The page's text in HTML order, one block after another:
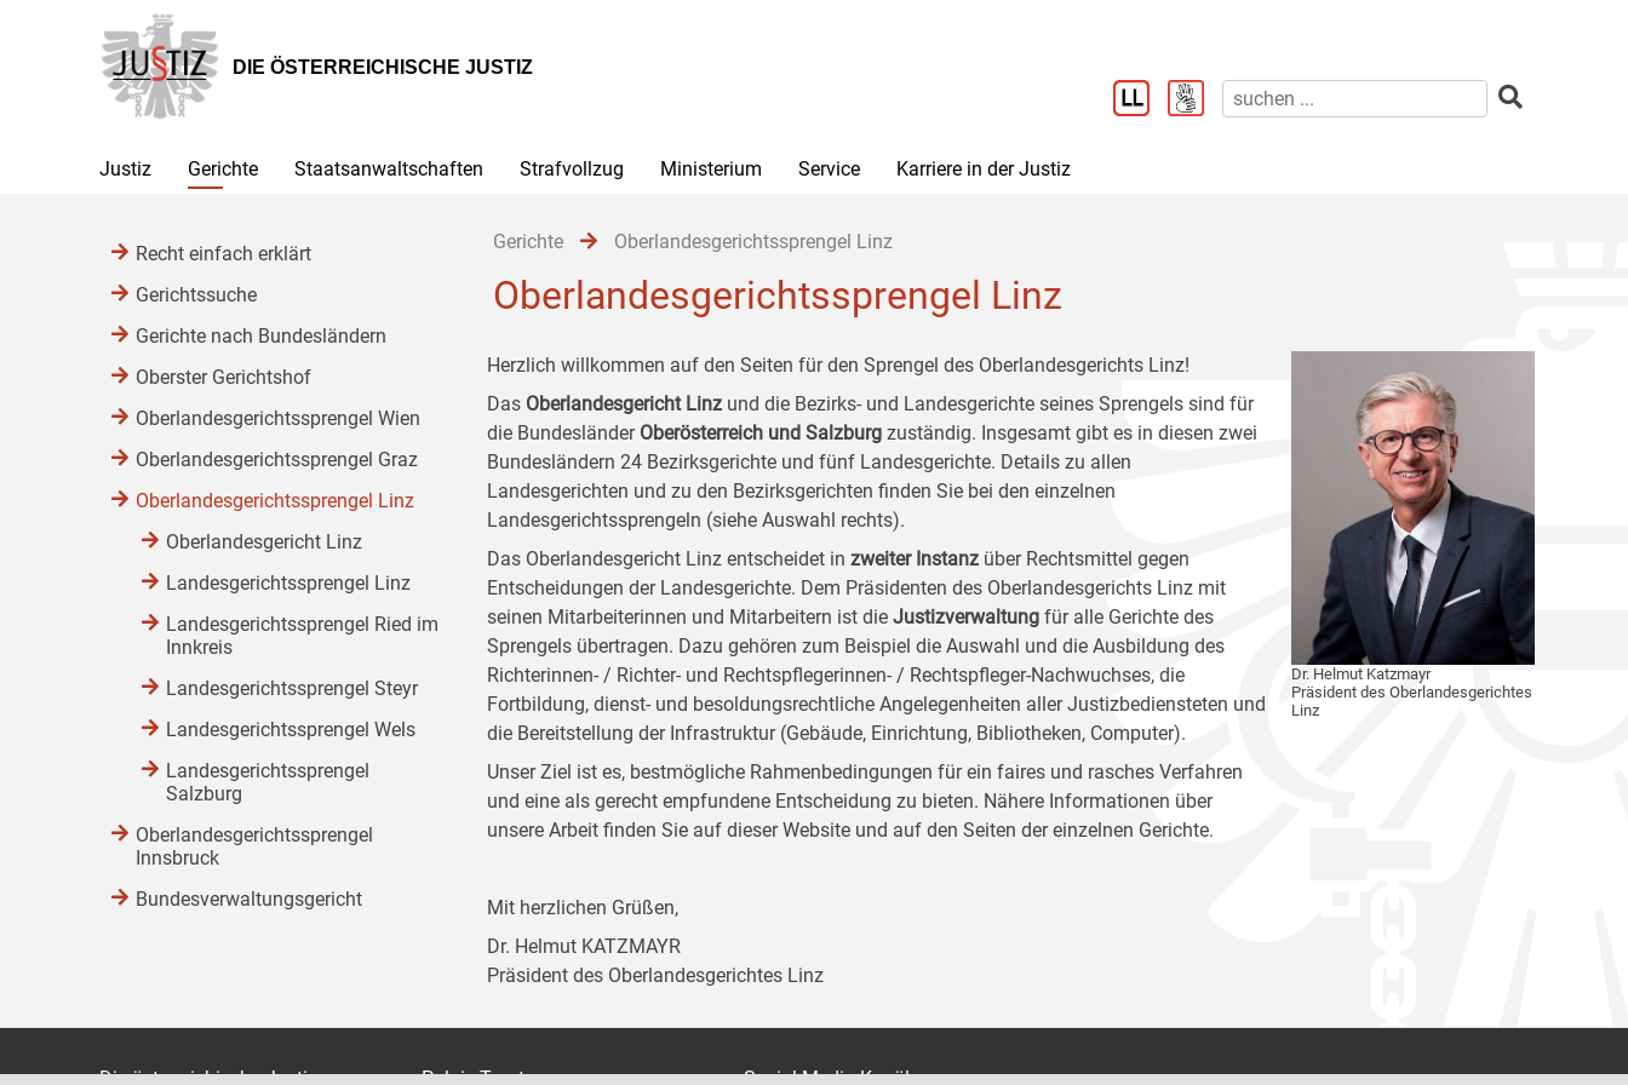
Hauptnavigation
[1]
Inhalt
[2]
Untermenü
[3]
DIE ÖSTERREICHISCHE JUSTIZ
Justiz Gerichte Staatsanwaltschaften Strafvollzug Ministerium Service Karriere in der Justiz
Gerichte Oberlandesgerichtssprengel Linz
Oberlandesgerichtssprengel Linz
Herzlich willkommen auf den Seiten für den Sprengel des Oberlandesgerichts Linz!
Das Oberlandesgericht Linz und die Bezirks- und Landesgerichte seines Sprengels sind für
die Bundesländer Oberösterreich und Salzburg zuständig. Insgesamt gibt es in diesen zwei
Bundesländern 24 Bezirksgerichte und fünf Landesgerichte. Details zu allen
Landesgerichten und zu den Bezirksgerichten finden Sie bei den einzelnen
Landesgerichtssprengeln (siehe Auswahl rechts).
Das Oberlandesgericht Linz entscheidet in zweiter Instanz über Rechtsmittel gegen
Entscheidungen der Landesgerichte. Dem Präsidenten des Oberlandesgerichts Linz mit
seinen Mitarbeiterinnen und Mitarbeitern ist die Justizverwaltung für alle Gerichte des
Sprengels übertragen. Dazu gehören zum Beispiel die Auswahl und die Ausbildung des
Richterinnen- / Richter- und Rechtspflegerinnen- / Rechtspfleger-Nachwuchses, die
Fortbildung, dienst- und besoldungsrechtliche Angelegenheiten aller Justizbediensteten und
die Bereitstellung der Infrastruktur (Gebäude, Einrichtung, Bibliotheken, Computer).
Unser Ziel ist es, bestmögliche Rahmenbedingungen für ein faires und rasches Verfahren
und eine als gerecht empfundene Entscheidung zu bieten. Nähere Informationen über
unsere Arbeit finden Sie auf dieser Website und auf den Seiten der einzelnen Gerichte.
Mit herzlichen Grüßen,
Dr. Helmut KATZMAYR
Präsident des Oberlandesgerichtes Linz
Dr. Helmut Katzmayr
Präsident des Oberlandesgerichtes
Linz
Recht einfach erklärt
Gerichtssuche
Gerichte nach Bundesländern
Oberster Gerichtshof
Oberlandesgerichtssprengel Wien
Oberlandesgerichtssprengel Graz
Oberlandesgerichtssprengel Linz
Oberlandesgericht Linz
Landesgerichtssprengel Linz
Landesgerichtssprengel Ried im
Innkreis
Landesgerichtssprengel Steyr
Landesgerichtssprengel Wels
Landesgerichtssprengel
Salzburg
Oberlandesgerichtssprengel
Innsbruck
Bundesverwaltungsgericht
Die österreichische Justiz Palais Trautson Social Media Kanäle